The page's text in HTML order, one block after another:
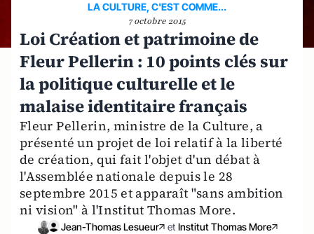
LA CULTURE, C'EST COMME...
7 octobre 2015
Loi Création et patrimoine de
Fleur Pellerin : 10 points clés sur
la politique culturelle et le
malaise identitaire français
Fleur Pellerin, ministre de la Culture, a
présenté un projet de loi relatif à la liberté
de création, qui fait l'objet d'un débat à
l'Assemblée nationale depuis le 28
septembre 2015 et apparaît "sans ambition
ni vision" à l'Institut Thomas More.
Jean-Thomas Lesueur et Institut Thomas More